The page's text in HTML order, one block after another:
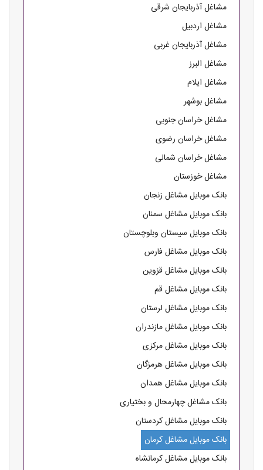
مشاغل آذربایجان شرقی
مشاغل اردبیل
مشاغل آذربایجان غربی
مشاغل البرز
مشاغل ایلام
مشاغل بوشهر
مشاغل خراسان جنوبی
مشاغل خراسان رضوی
مشاغل خراسان شمالی
مشاغل خوزستان
بانک موبایل مشاغل زنجان
بانک موبایل مشاغل سمنان
بانک موبایل سیستان وبلوچستان
بانک موبایل مشاغل فارس
بانک موبایل مشاغل قزوین
بانک موبایل مشاغل قم
بانک موبایل مشاغل لرستان
بانک موبایل مشاغل مازندران
بانک موبایل مشاغل مرکزی
بانک موبایل مشاغل هرمزگان
بانک موبایل مشاغل همدان
بانک مشاغل چهارمحال و بختیاری
بانک موبایل مشاغل کردستان
بانک موبایل مشاغل کرمان
بانک موبایل مشاغل کرمانشاه